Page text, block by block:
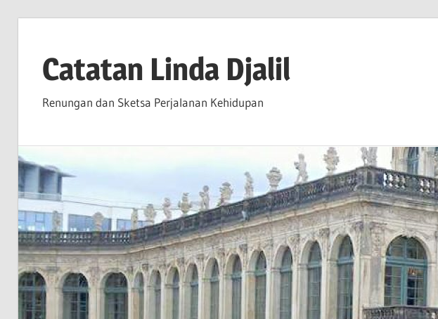
contentCatatan Linda Djalil
Renungan dan Sketsa Perjalanan Kehidupan